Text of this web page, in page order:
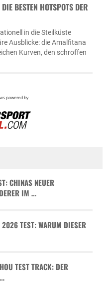
BESTEN HOTSPOTS DER A
in die Steilküste
Ausblicke: die Amalfitana
Kurven, den schroffen
CHINAS NEUER
IM …
TEST: WARUM DIESER
TEST TRACK: DER